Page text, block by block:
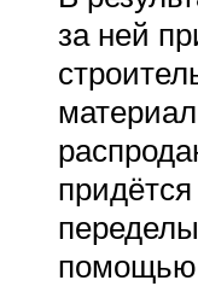
за ней
помощью